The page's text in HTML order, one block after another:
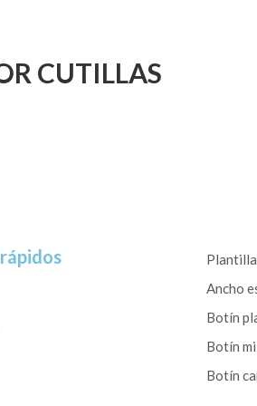
CUTILLAS
Ancho
Botín
Botín
Botín